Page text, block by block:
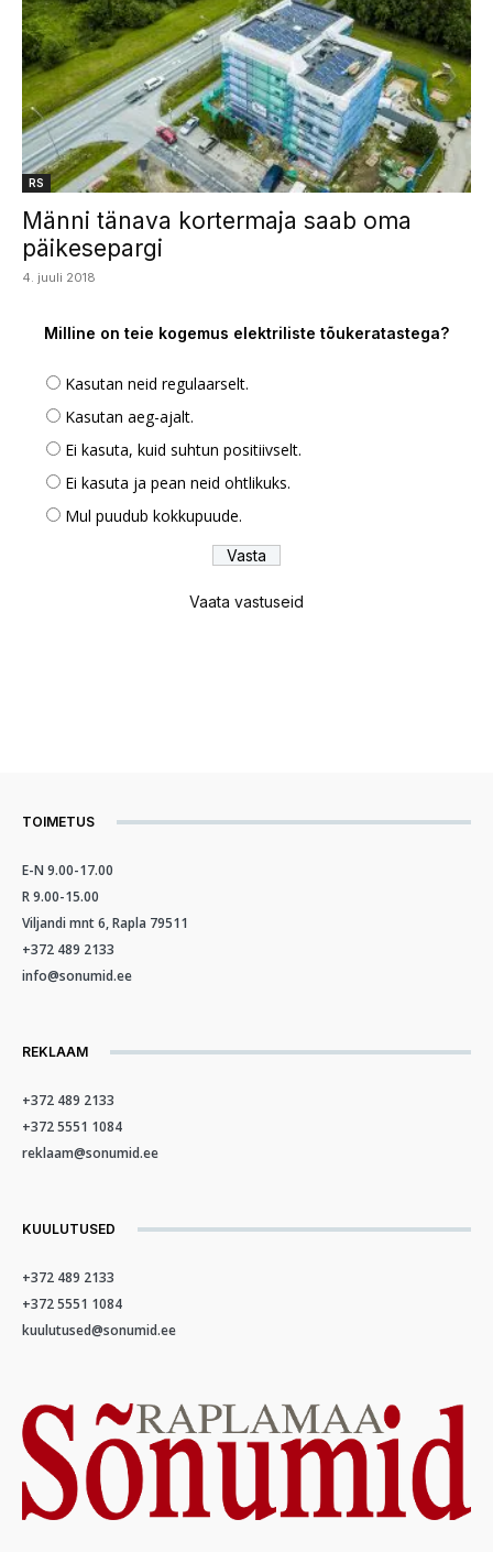
RS
Männi tänava kortermaja saab oma
päikesepargi
4. juuli 2018
Milline on teie kogemus elektriliste tõukeratastega?
Kasutan neid regulaarselt.
Kasutan aeg-ajalt.
Ei kasuta, kuid suhtun positiivselt.
Ei kasuta ja pean neid ohtlikuks.
Mul puudub kokkupuude.
Vaata vastuseid
TOIMETUS
E-N 9.00-17.00
R 9.00-15.00
Viljandi mnt 6, Rapla 79511
+372 489 2133
info@sonumid.ee
REKLAAM
+372 489 2133
+372 5551 1084
reklaam@sonumid.ee
KUULUTUSED
+372 489 2133
+372 5551 1084
kuulutused@sonumid.ee